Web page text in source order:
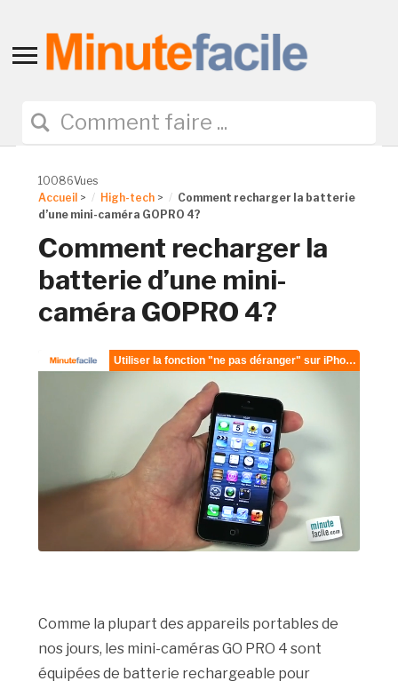
Toggle
navigation
10086Vues
Accueil > High-tech >
Comment recharger la batterie
d’une mini-caméra GOPRO 4?
Comment recharger la
batterie d’une mini-
caméra GOPRO 4?
Comme la plupart des appareils portables de
nos jours, les mini-caméras GO PRO 4 sont
équipées de batterie rechargeable pour